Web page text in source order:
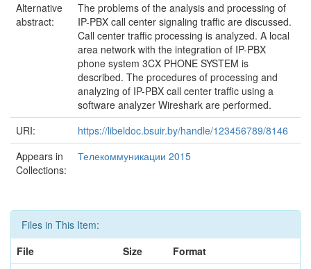
Alternative
abstract:
The problems of the analysis and processing of
IP-PBX call center signaling traffic are discussed.
Call center traffic processing is analyzed. A local
area network with the integration of IP-PBX
phone system 3CX PHONE SYSTEM is
described. The procedures of processing and
analyzing of IP-PBX call center traffic using a
software analyzer Wireshark are performed.
URI:
https://libeldoc.bsuir.by/handle/123456789/8146
Appears in
Collections:
Телекоммуникации 2015
Files in This Item:
File
Size
Format